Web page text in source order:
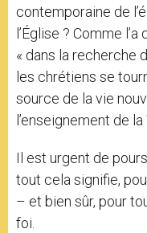
contemporaine de
l’Église ? Comme
« dans la recherche
les chrétiens se
source de la vie
l’enseignement de la
Il est urgent de
tout cela signifie,
– et bien sûr, pour
foi.